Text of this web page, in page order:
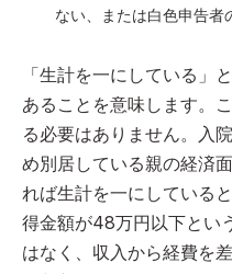
ない、または白色申告者
「生計を一にしている」
あることを意味します。
る必要はありません。入
め別居している親の経済
れば生計を一にしている
得金額が48万円以下とい
はなく、収入から経費を